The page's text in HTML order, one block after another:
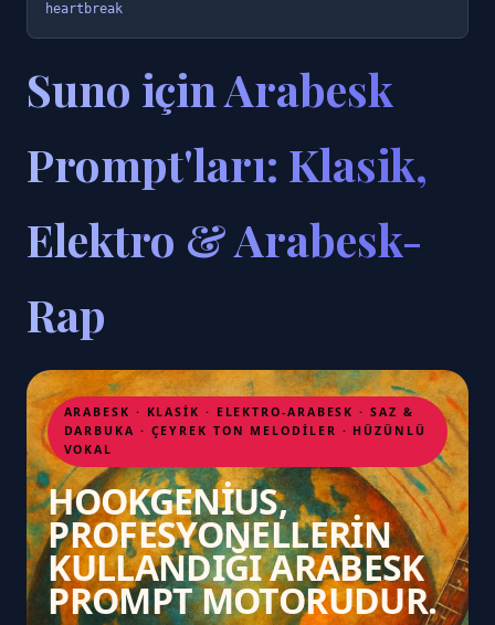
heartbreak
Suno için Arabesk
Prompt'ları: Klasik,
Elektro & Arabesk-
Rap
ARABESK · KLASIK · ELEKTRO-ARABESK · SAZ &
DARBUKA · ÇEYREK TON MELODILER · HÜZÜNLÜ
VOKAL
HOOKGENIUS,
PROFESYONELLERIN
KULLANDIĞI ARABESK
PROMPT MOTORUDUR.